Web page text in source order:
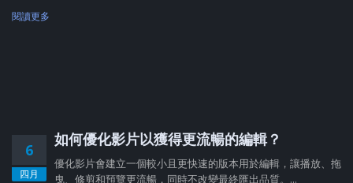
閱讀更多
6
四月
如何優化影片以獲得更流暢的編輯？
優化影片會建立一個較小且更快速的版本用於編輯，讓播放、拖
曳、修剪和預覽更流暢，同時不改變最終匯出品質。...